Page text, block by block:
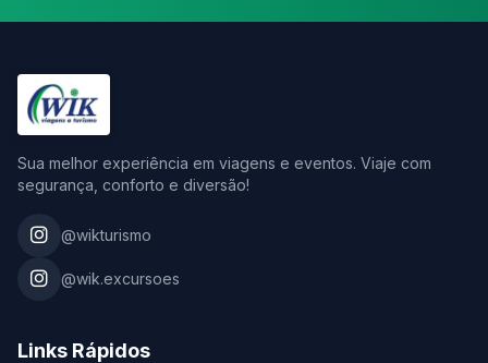
Sua melhor experiência em viagens e eventos. Viaje com
segurança, conforto e diversão!
@wikturismo
@wik.excursoes
Links Rápidos